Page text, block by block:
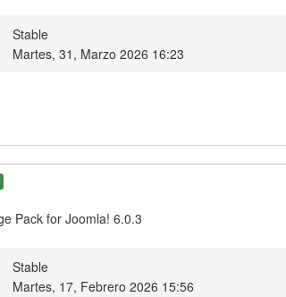
Stable
Martes, 31, Marzo 2026 16:23
Pack for Joomla! 6.0.3
Stable
Martes, 17, Febrero 2026 15:56